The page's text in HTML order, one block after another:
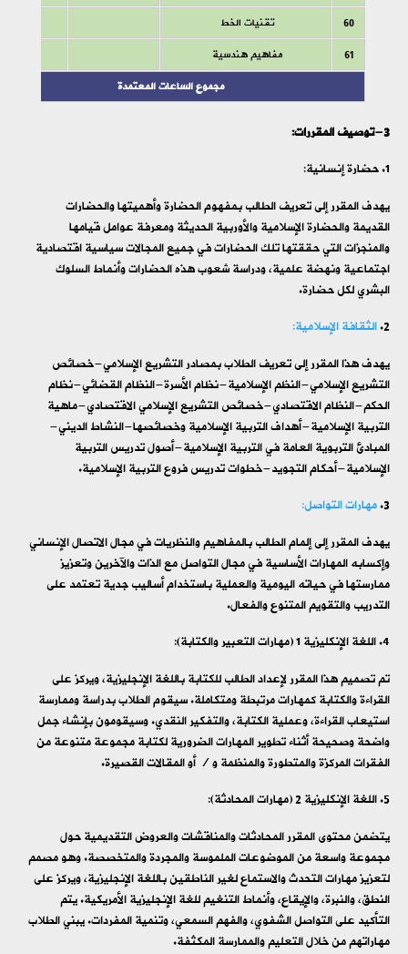
60
تقنيات الخط
61
مفاهيم هندسية
مجموع الساعات المعتمدة
3-توصيف المقررات:
حضارة إنسانية:
يهدف المقرر إلى تعريف الطالب بمفهوم الحضارة وأهميتها والحضارات
القديمة والحضارة الإسلامية والأوربية الحديثة ومعرفة عوامل قيامها
والمنجزات التي حققتها تلك الحضارات في جميع المجالات سياسية اقتصادية
اجتماعية ونهضة علمية، ودراسة شعوب هذه الحضارات وأنماط السلوك
البشري لكل حضارة.
الثقافة الإسلامية:
يهدف هذا المقرر إلى تعريف الطلاب بمصادر التشريع الإسلامي-خصائص
التشريع الإسلامي-النظم الإسلامية-نظام الأسرة-النظام القضائي-نظام
الحكم-النظام الاقتصادي-خصائص التشريع الإسلامي الاقتصادي-ماهية
التربية الإسلامية-أهداف التربية الإسلامية وخصائصها-النشاط الديني-
المبادئ التربوية العامة في التربية الإسلامية-أصول تدريس التربية
الإسلامية-أحكام التجويد-خطوات تدريس فروع التربية الإسلامية.
مهارات التواصل:
يهدف المقرر إلى إلمام الطالب بالمفاهيم والنظريات في مجال الاتصال الإنساني
وإكسابه المهارات الأساسية في مجال التواصل مع الذات والآخرين وتعزيز
ممارستها في حياته اليومية والعملية باستخدام أساليب جدية تعتمد على
التدريب والتقويم المتنوع والفعال.
اللغة الإنكليزية 1 (مهارات التعبير والكتابة):
تم تصميم هذا المقرر لإعداد الطالب للكتابة باللغة الإنجليزية، ويركز على
القراءة والكتابة كمهارات مرتبطة ومتكاملة. سيقوم الطلاب بدراسة وممارسة
استيعاب القراءة، وعملية الكتابة، والتفكير النقدي. وسيقومون بإنشاء جمل
واضحة وصحيحة أثناء تطوير المهارات الضرورية لكتابة مجموعة متنوعة من
الفقرات المركزة والمتطورة والمنظمة و / أو المقالات القصيرة.
اللغة الإنكليزية 2 (مهارات المحادثة):
يتضمن محتوى المقرر المحادثات والمناقشات والعروض التقديمية حول
مجموعة واسعة من الموضوعات الملموسة والمجردة والمتخصصة. وهو مصمم
لتعزيز مهارات التحدث والاستماع لغير الناطقين باللغة الإنجليزية، ويركز على
النطق، والنبرة، والإيقاع، وأنماط التنغيم للغة الإنجليزية الأمريكية. يتم
التأكيد على التواصل الشفوي، والفهم السمعي، وتنمية المفردات. يبني الطلاب
مهاراتهم من خلال التعليم والممارسة المكثفة.